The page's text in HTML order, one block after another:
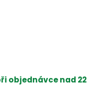
objednávce nad 22